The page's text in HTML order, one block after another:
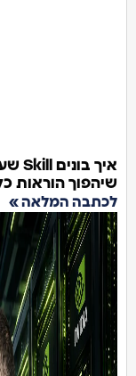
שיהפוך הוראות
לכתבה המלאה »